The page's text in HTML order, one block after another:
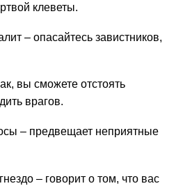
клеветы.
– опасайтесь завистников,
вы сможете отстоять
врагов.
– предвещает неприятные
– говорит о том, что вас